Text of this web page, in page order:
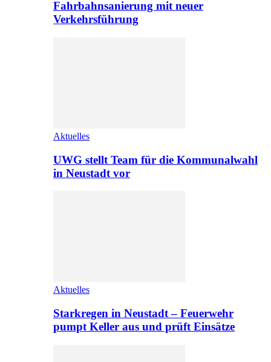
Fahrbahnsanierung mit neuer
Verkehrsführung
Aktuelles
UWG stellt Team für die Kommunalwahl
in Neustadt vor
Aktuelles
Starkregen in Neustadt – Feuerwehr
pumpt Keller aus und prüft Einsätze